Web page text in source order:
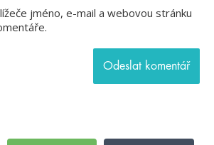
jméno, e-mail a webovou stránku